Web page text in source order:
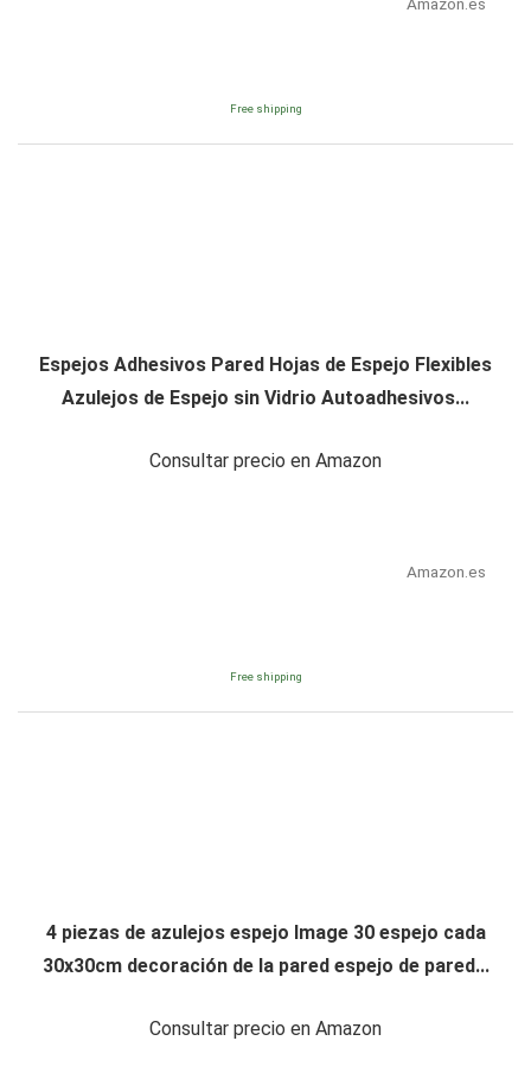
Free shipping
Espejos Adhesivos Pared Hojas de Espejo Flexibles
Azulejos de Espejo sin Vidrio Autoadhesivos...
Consultar precio en Amazon
Amazon.es
Free shipping
4 piezas de azulejos espejo Image 30 espejo cada
30x30cm decoración de la pared espejo de pared...
Consultar precio en Amazon